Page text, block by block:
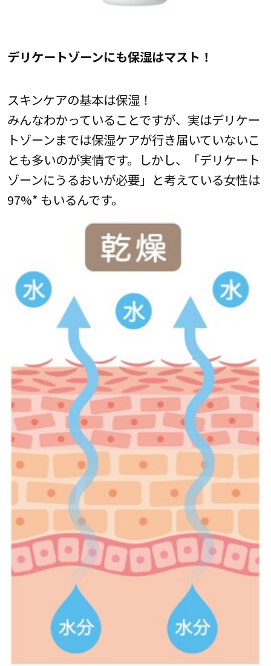
デリケートゾーンにも保湿はマスト！
スキンケアの基本は保湿！
みんなわかっていることですが、実はデリケー
トゾーンまでは保湿ケアが行き届いていないこ
とも多いのが実情です。しかし、「デリケート
ゾーンにうるおいが必要」と考えている女性は
97%* もいるんです。